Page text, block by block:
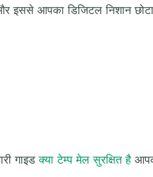
आपका डिजिटल निशान छोटा
गाइडक्या टेम्प मेल सुरक्षित है